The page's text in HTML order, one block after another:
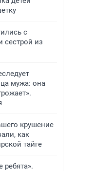
с
сестрой из
мужа: она
крушение
как
тайге